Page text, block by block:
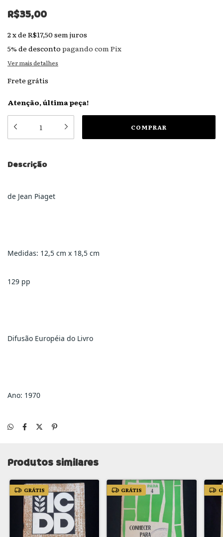
R$35,00
2xde R$17,50 sem juros
5% de desconto pagando com Pix
Ver mais detalhes
Frete grátis
Atenção, última peça!
Descrição
de Jean Piaget
Medidas: 12,5 cm x 18,5 cm
129 pp
Difusão Européia do Livro
Ano: 1970
Produtos similares
GRÁTIS GRÁTIS